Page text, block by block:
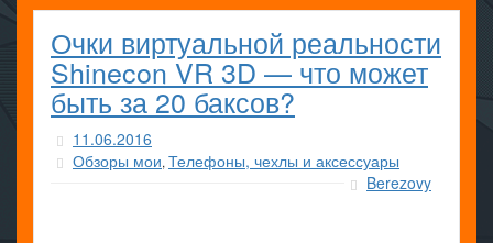
Очки виртуальной реальности
Shinecon VR 3D — что может
быть за 20 баксов?
11.06.2016
Обзоры мои, Телефоны, чехлы и аксессуары
Berezovy